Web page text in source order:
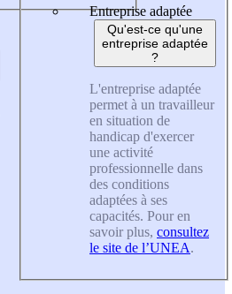
Entreprise adaptée
Qu'est-ce qu'une
entreprise adaptée
?
L'entreprise adaptée
permet à un travailleur
en situation de
handicap d'exercer
une activité
professionnelle dans
des conditions
adaptées à ses
capacités. Pour en
savoir plus, consultez
le site de l’UNEA.